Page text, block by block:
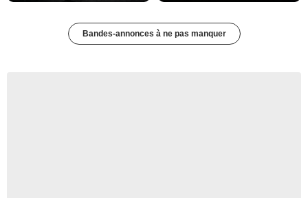
Bandes-annonces à ne pas manquer